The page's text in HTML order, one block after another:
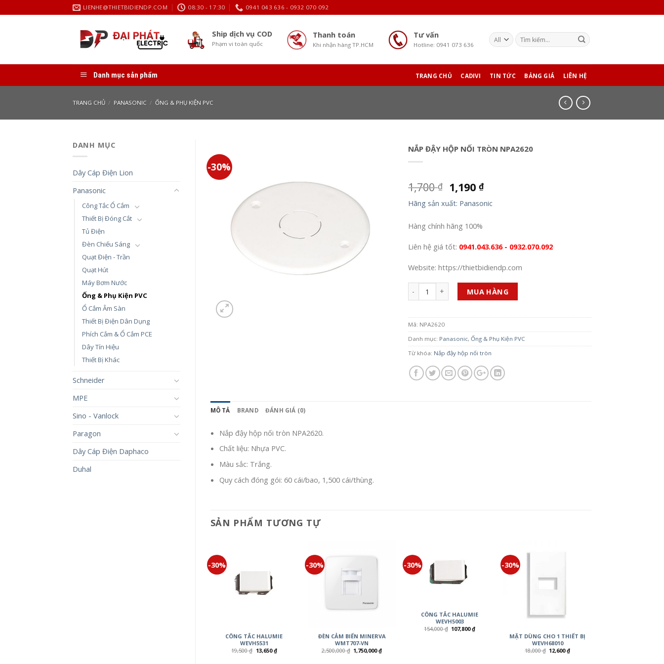
to
LIENHE@THIETBIDIENDP.COM 08:30 - 17:30 0941 043 636 - 0932 070 092
Ship dịch vụ COD
Phạm vi toàn quốc
Thanh toán
Khi nhận hàng TP.HCM
Tư vấn
Hotline: 0941 073 636
Danh mục sản phẩm TRANG CHỦ CADIVI TIN TỨC BẢNG GIÁ LIÊN HỆ
TRANG CHỦ / PANASONIC / ỐNG & PHỤ KIỆN PVC
DANH MỤC
Dây Cáp Điện Lion
Panasonic
Công Tắc Ổ Cắm
Thiết Bị Đóng Cắt
Tủ Điện
Đèn Chiếu Sáng
Quạt Điện - Trần
Quạt Hút
Máy Bơm Nước
Ống & Phụ Kiện PVC
Ổ Cắm Âm Sàn
Thiết Bị Điện Dân Dụng
Phích Cắm & Ổ Cắm PCE
Dây Tín Hiệu
Thiết Bị Khác
Schneider
MPE
Sino - Vanlock
Paragon
Dây Cáp Điện Daphaco
Duhal
-30%
NẮP ĐẬY HỘP NỐI TRÒN NPA2620
1,700₫ 1,190 ₫
Hãng sản xuất: Panasonic
Hàng chính hãng 100%
Liên hệ giá tốt: 0941.043.636 - 0932.070.092
Website: https://thietbidiendp.com
MUA HÀNG
Mã: NPA2620
Danh mục: Panasonic,Ống & Phụ Kiện PVC
Từ khóa: Nắp đậy hộp nối tròn
MÔ TẢ BRAND ĐÁNH GIÁ (0)
Nắp đậy hộp nối tròn NPA2620.
Chất liệu: Nhựa PVC.
Màu sắc: Trắng.
Quy cách đóng gói: 60 cái/bao, 1,500 cái/thùng.
SẢN PHẨM TƯƠNG TỰ
-30%
CÔNG TẮC HALUMIE
WEVH5531
19,500₫ 13,650₫
-30%
ĐÈN CẢM BIẾN MINERVA
WMT707-VN
2,500,000₫ 1,750,000₫
-30%
CÔNG TẮC HALUMIE
WEVH5003
154,000₫ 107,800₫
-30%
MẶT DÙNG CHO 1 THIẾT BỊ
WEVH68010
18,000₫ 12,600₫